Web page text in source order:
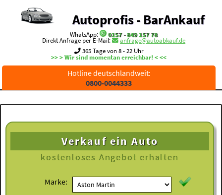
Autoprofis - BarAnkauf
WhatsApp:
0157 - 849 157 78
Direkt Anfrage per E-Mail:
anfrage@autoabkauf.de
365 Tage von 8 - 22 Uhr
>> > Wir sind momentan erreichbar! < <<
Hotline deutschlandweit:
0800-0044333
Verkauf ein Auto
kostenloses Angebot erhalten
Marke: